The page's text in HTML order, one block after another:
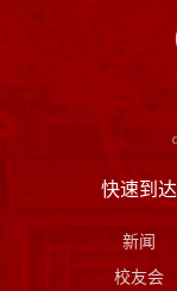
快速到达
新闻
校友会